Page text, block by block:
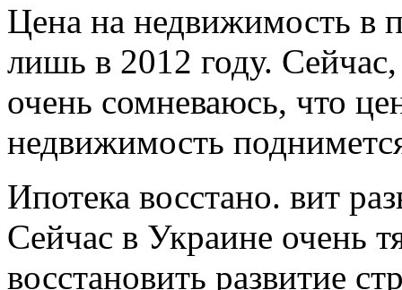
Цена на недвижимость в
лишь в 2012 году.
очень сомневаюсь, что
недвижимость
Ипотека восстано. вит
Сейчас в Украине очень
восстановить развитие